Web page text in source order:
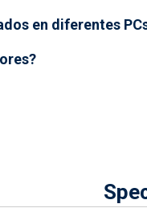
en diferentes